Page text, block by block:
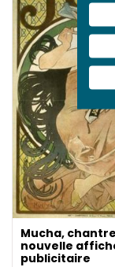
Mucha,
nouvelle
publicitaire